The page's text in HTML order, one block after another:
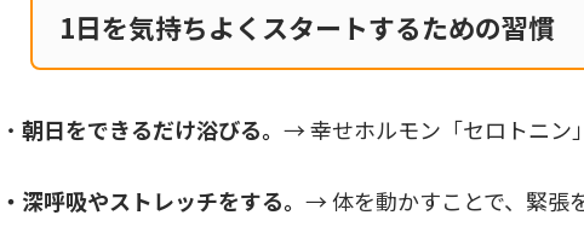
1日を気持ちよくスタートするための習慣
・朝日をできるだけ浴びる。→ 幸せホルモン「セロトニン
・深呼吸やストレッチをする。→ 体を動かすことで、緊張